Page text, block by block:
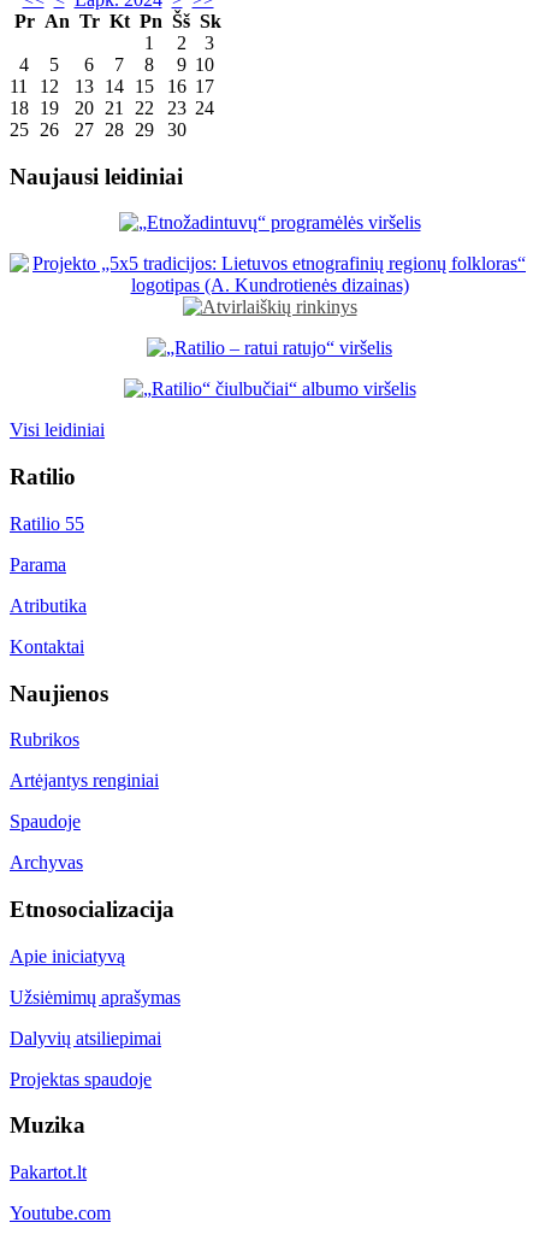
Pr An Tr Kt Pn Šš Sk
1
2
3
4
5 6 7 8 9 10
11
12 13 14 15 16 17
18 19 20 21 22 23 24
25 26 27 28 29 30
Naujausi leidiniai
Visi leidiniai
Ratilio
Ratilio 55
Parama
Atributika
Kontaktai
Naujienos
Rubrikos
Artėjantys renginiai
Spaudoje
Archyvas
Etnosocializacija
Apie iniciatyvą
Užsiėmimų aprašymas
Dalyvių atsiliepimai
Projektas spaudoje
Muzika
Pakartot.lt
Youtube.com